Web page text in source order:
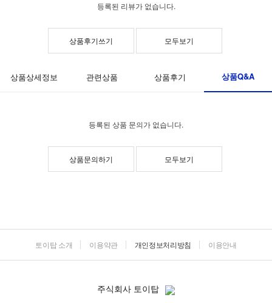
등록된 리뷰가 없습니다.
상품후기쓰기 모두보기
상품상세정보 관련상품 상품후기 상품Q&A
등록된 상품 문의가 없습니다.
상품문의하기 모두보기
토이탑 소개 이용약관 개인정보처리방침 이용안내
주식회사 토이탑